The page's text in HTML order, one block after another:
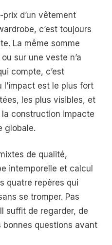
d’un vêtement
c’est toujours
La même somme
sur une veste n’a
compte, c’est
l’impact est le plus fort
les plus visibles, et
construction impacte
globale.
de qualité,
intemporelle et calcul
quatre repères qui
se tromper. Pas
suffit de regarder, de
questions avant